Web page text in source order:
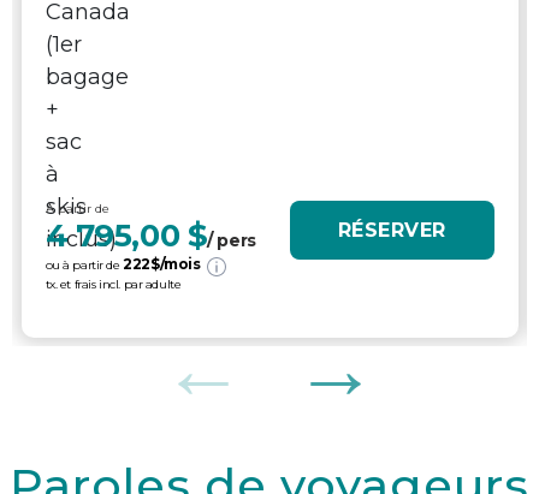
À partir de
4 795,00 $/ pers
ou à partir de222$/mois
tx. et frais incl. par adulte
RÉSERVER